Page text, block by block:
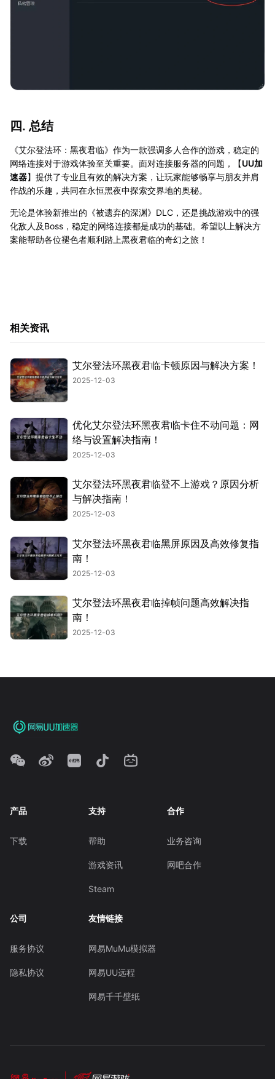
四. 总结
《艾尔登法环：黑夜君临》作为一款强调多人合作的游戏，稳定的
网络连接对于游戏体验至关重要。面对连接服务器的问题，【UU加
速器】提供了专业且有效的解决方案，让玩家能够畅享与朋友并肩
作战的乐趣，共同在永恒黑夜中探索交界地的奥秘。
无论是体验新推出的《被遗弃的深渊》DLC，还是挑战游戏中的强
化敌人及Boss，稳定的网络连接都是成功的基础。希望以上解决方
案能帮助各位褪色者顺利踏上黑夜君临的奇幻之旅！
相关资讯
艾尔登法环黑夜君临卡顿原因与解决方案！
2025-12-03
优化艾尔登法环黑夜君临卡住不动问题：网
络与设置解决指南！
2025-12-03
艾尔登法环黑夜君临登不上游戏？原因分析
与解决指南！
2025-12-03
艾尔登法环黑夜君临黑屏原因及高效修复指
南！
2025-12-03
艾尔登法环黑夜君临掉帧问题高效解决指
南！
2025-12-03
产品
下载
支持
帮助
游戏资讯
Steam
合作
业务咨询
网吧合作
公司
服务协议
隐私协议
友情链接
网易MuMu模拟器
网易UU远程
网易千千壁纸